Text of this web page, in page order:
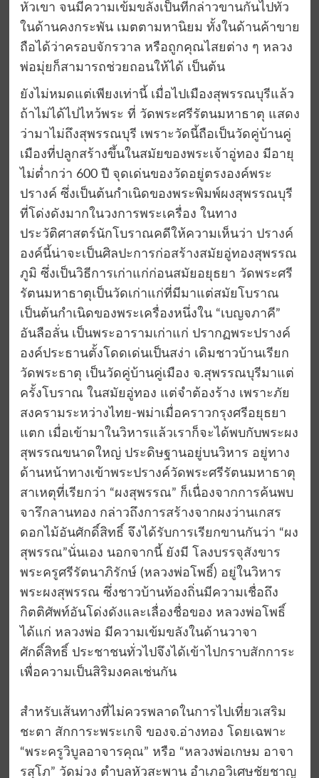
หัวเขา จนมีความเข้มขลังเป็นที่กล่าวขานกันไปทั่ว
ในด้านคงกระพัน เมตตามหานิยม ทั้งในด้านค้าขาย
ถือได้ว่าครอบจักรวาล หรือถูกคุณไสยต่าง ๆ หลวง
พ่อมุ่ยก็สามารถช่วยถอนให้ได้ เป็นต้น
ยังไม่หมดแต่เพียงเท่านี้ เมื่อไปเมืองสุพรรณบุรีแล้ว
ถ้าไม่ได้ไปไหว้พระ ที่ วัดพระศรีรัตนมหาธาตุ แสดง
ว่ามาไม่ถึงสุพรรณบุรี เพราะวัดนี้ถือเป็นวัดคู่บ้านคู่
เมืองที่ปลูกสร้างขึ้นในสมัยของพระเจ้าอู่ทอง มีอายุ
ไม่ต่ำกว่า 600 ปี จุดเด่นของวัดอยู่ตรงองค์พระ
ปรางค์ ซึ่งเป็นต้นกำเนิดของพระพิมพ์ผงสุพรรณบุรี
ที่โด่งดังมากในวงการพระเครื่อง ในทาง
ประวัติศาสตร์นักโบราณคดีให้ความเห็นว่า ปรางค์
องค์นี้น่าจะเป็นศิลปะการก่อสร้างสมัยอู่ทองสุพรรณ
ภูมิ ซึ่งเป็นวิธีการเก่าแก่ก่อนสมัยอยุธยา วัดพระศรี
รัตนมหาธาตุเป็นวัดเก่าแก่ที่มีมาแต่สมัยโบราณ
เป็นต้นกำเนิดของพระเครื่องหนึ่งใน “เบญจภาคี”
อันลือลั่น เป็นพระอารามเก่าแก่ ปรากฏพระปรางค์
องค์ประธานตั้งโดดเด่นเป็นสง่า เดิมชาวบ้านเรียก
วัดพระธาตุ เป็นวัดคู่บ้านคู่เมือง จ.สุพรรณบุรีมาแต่
ครั้งโบราณ ในสมัยอู่ทอง แต่จำต้องร้าง เพราะภัย
สงครามระหว่างไทย-พม่าเมื่อคราวกรุงศรีอยุธยา
แตก เมื่อเข้ามาในวิหารแล้วเราก็จะได้พบกับพระผง
สุพรรณขนาดใหญ่ ประดิษฐานอยู่บนวิหาร อยู่ทาง
ด้านหน้าทางเข้าพระปรางค์วัดพระศรีรัตนมหาธาตุ
สาเหตุที่เรียกว่า “ผงสุพรรณ” ก็เนื่องจากการค้นพบ
จารึกลานทอง กล่าวถึงการสร้างจากผงว่านเกสร
ดอกไม้อันศักดิ์สิทธิ์ จึงได้รับการเรียกขานกันว่า “ผง
สุพรรณ”นั่นเอง นอกจากนี้ ยังมี โลงบรรจุสังขาร
พระครูศรีรัตนาภิรักษ์ (หลวงพ่อโพธิ์) อยู่ในวิหาร
พระผงสุพรรณ ซึ่งชาวบ้านท้องถิ่นมีความเชื่อถึง
กิตติศัพท์อันโด่งดังและเลื่องชื่อของ หลวงพ่อโพธิ์
ได้แก่ หลวงพ่อ มีความเข้มขลังในด้านวาจา
ศักดิ์สิทธิ์ ประชาชนทั่วไปจึงได้เข้าไปกราบสักการะ
เพื่อความเป็นสิริมงคลเช่นกัน
สำหรับเส้นทางที่ไม่ควรพลาดในการไปเที่ยวเสริม
ชะตา สักการะพระเกจิ ของจ.อ่างทอง โดยเฉพาะ
“พระครูวิบูลอาจารคุณ” หรือ “หลวงพ่อเกษม อาจา
รสุโภ” วัดม่วง ตำบลหัวสะพาน อำเภอวิเศษชัยชาญ